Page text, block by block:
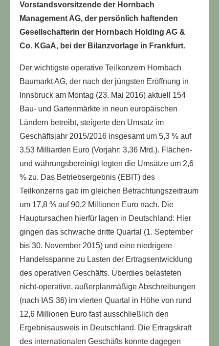
Vorstandsvorsitzende der Hornbach
Management AG, der persönlich haftenden
Gesellschafterin der Hornbach Holding AG &
Co. KGaA, bei der Bilanzvorlage in Frankfurt.
Der wichtigste operative Teilkonzern Hornbach
Baumarkt AG, der nach der jüngsten Eröffnung in
Innsbruck am Montag (23. Mai 2016) aktuell 154
Bau- und Gartenmärkte in neun europäischen
Ländern betreibt, steigerte den Umsatz im
Geschäftsjahr 2015/2016 insgesamt um 5,3 % auf
3,53 Milliarden Euro (Vorjahr: 3,36 Mrd.). Flächen-
und währungsbereinigt legten die Umsätze um 2,6
% zu. Das Betriebsergebnis (EBIT) des
Teilkonzerns gab im gleichen Betrachtungszeitraum
um 17,8 % auf 90,2 Millionen Euro nach. Die
Hauptursachen hierfür lagen in Deutschland: Hier
gingen das schwache dritte Quartal (1. September
bis 30. November 2015) und eine niedrigere
Handelsspanne zu Lasten der Ertragsentwicklung
des operativen Geschäfts. Überdies belasteten
nicht-operative, außerplanmäßige Abschreibungen
(nach IAS 36) im vierten Quartal in Höhe von rund
12,6 Millionen Euro fast ausschließlich den
Ergebnisausweis in Deutschland. Die Ertragskraft
des internationalen Geschäfts konnte dagegen